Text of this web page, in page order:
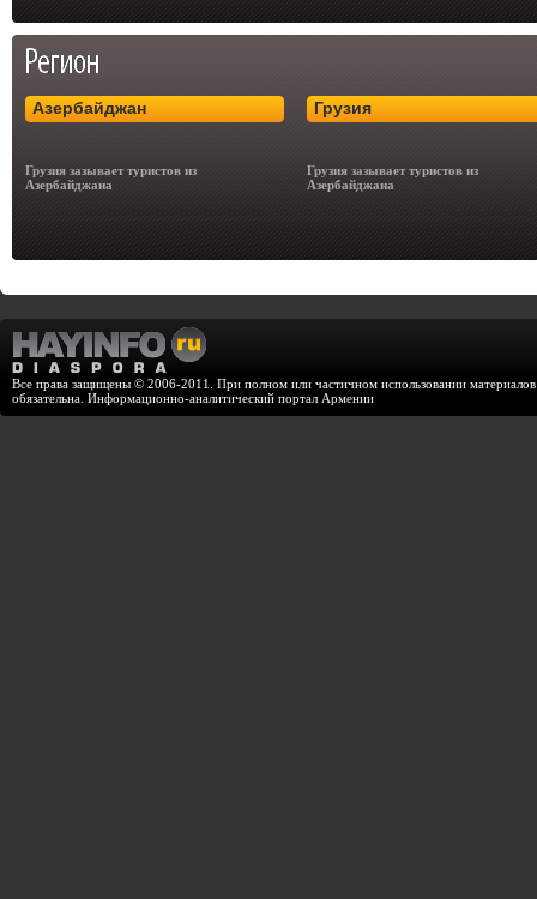
Азербайджан
Грузия зазывает туристов из
Азербайджана
Грузия
Грузия зазывает туристов из
Азербайджана
Все права защищены © 2006-2011. При полном или частичном использовании
обязательна. Информационно-аналитический портал Армении